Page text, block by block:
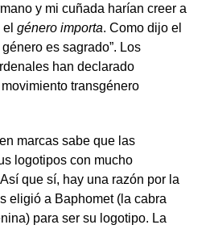
y mi cuñada harían creer a
género importa. Como dijo el
es sagrado”. Los
han declarado
transgénero
marcas sabe que las
logotipos con mucho
que sí, hay una razón por la
eligió a Baphomet (la cabra
para ser su logotipo. La